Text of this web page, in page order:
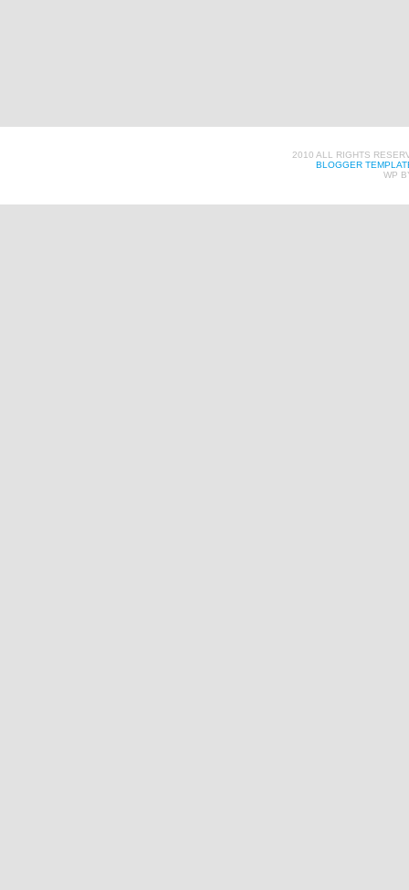
2010 ALL RIGHTS
BLOGGER
WP